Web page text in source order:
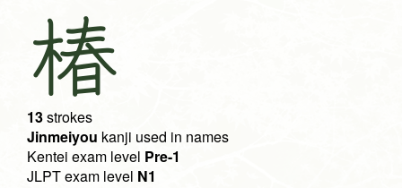
椿
13strokes
Jinmeiyou kanji used in names
Kentei exam level Pre-1
JLPT exam level N1